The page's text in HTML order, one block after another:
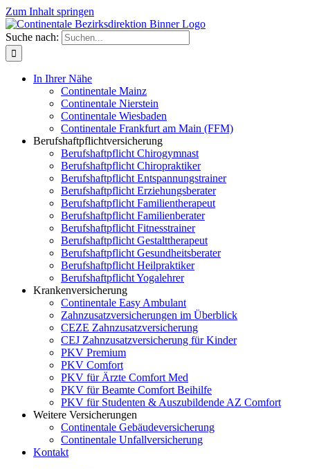
Zum Inhalt springen
Suche nach:
In Ihrer Nähe
Continentale Mainz
Continentale Nierstein
Continentale Wiesbaden
Continentale Frankfurt am Main (FFM)
Berufshaftpflichtversicherung
Berufshaftpflicht Chirogymnast
Berufshaftpflicht Chiropraktiker
Berufshaftpflicht Entspannungstrainer
Berufshaftpflicht Erziehungsberater
Berufshaftpflicht Familientherapeut
Berufshaftpflicht Familienberater
Berufshaftpflicht Fitnesstrainer
Berufshaftpflicht Gestalttherapeut
Berufshaftpflicht Gesundheitsberater
Berufshaftpflicht Heilpraktiker
Berufshaftpflicht Yogalehrer
Krankenversicherung
Continentale Easy Ambulant
Zahnzusatzversicherungen im Überblick
CEZE Zahnzusatzversicherung
CEJ Zahnzusatzversicherung für Kinder
PKV Premium
PKV Comfort
PKV für Ärzte Comfort Med
PKV für Beamte Comfort Beihilfe
PKV für Studenten & Auszubildende AZ Comfort
Weitere Versicherungen
Continentale Gebäudeversicherung
Continentale Unfallversicherung
Kontakt